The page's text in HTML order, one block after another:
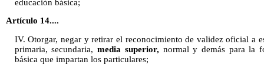
educación básica;
Artículo 14....
IV. Otorgar, negar y retirar el reconocimiento de validez oficial a
primaria, secundaria,media superior, normal y demás para la
básica que impartan los particulares;